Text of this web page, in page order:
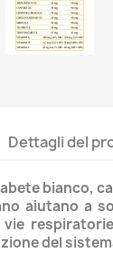
Dettagli del
bianco,
aiutano a
del